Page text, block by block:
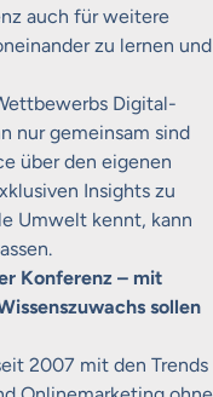
auch für weitere
zu lernen und
Digital-
nur gemeinsam sind
über den eigenen
Insights zu
Umwelt kennt, kann
Konferenz – mit
sollen
2007 mit den Trends